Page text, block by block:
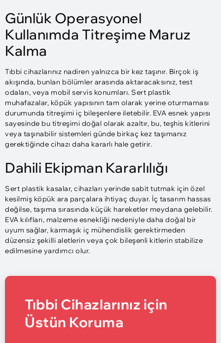
Günlük Operasyonel
Kullanımda Titreşime Maruz
Kalma
Tıbbi cihazlarınız nadiren yalnızca bir kez taşınır. Birçok iş
akışında, bunları bölümler arasında aktaracaksınız, test
odaları, veya mobil servis konumları. Sert plastik
muhafazalar, köpük yapısının tam olarak yerine oturmaması
durumunda titreşimi iç bileşenlere iletebilir. EVA esnek yapısı
sayesinde bu titreşimi doğal olarak azaltır, bu, teşhis kitlerini
veya taşınabilir sistemleri günde birkaç kez taşımanız
gerektiğinde cihazı daha kararlı hale getirir.
Dahili Ekipman Kararlılığı
Sert plastik kasalar, cihazları yerinde sabit tutmak için özel
kesilmiş köpük ara parçalara ihtiyaç duyar. İç tasarım hassas
değilse, taşıma sırasında küçük hareketler meydana gelebilir.
EVA kılıfları, malzeme esnekliği nedeniyle daha doğal bir
uyum sağlar, karmaşık iç mühendislik gerektirmeden
düzensiz şekilli aletlerin veya çok bileşenli kitlerin stabilize
edilmesine yardımcı olur.
Tıbbi Cihazlarınız için
Üstün Koruma